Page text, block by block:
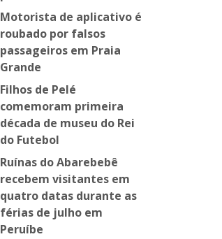
Motorista de aplicativo é
roubado por falsos
passageiros em Praia
Grande
Filhos de Pelé
comemoram primeira
década de museu do Rei
do Futebol
Ruínas do Abarebebê
recebem visitantes em
quatro datas durante as
férias de julho em
Peruíbe